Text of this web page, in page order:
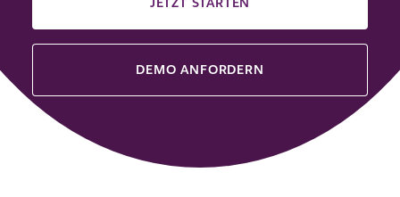
DEMO ANFORDERN